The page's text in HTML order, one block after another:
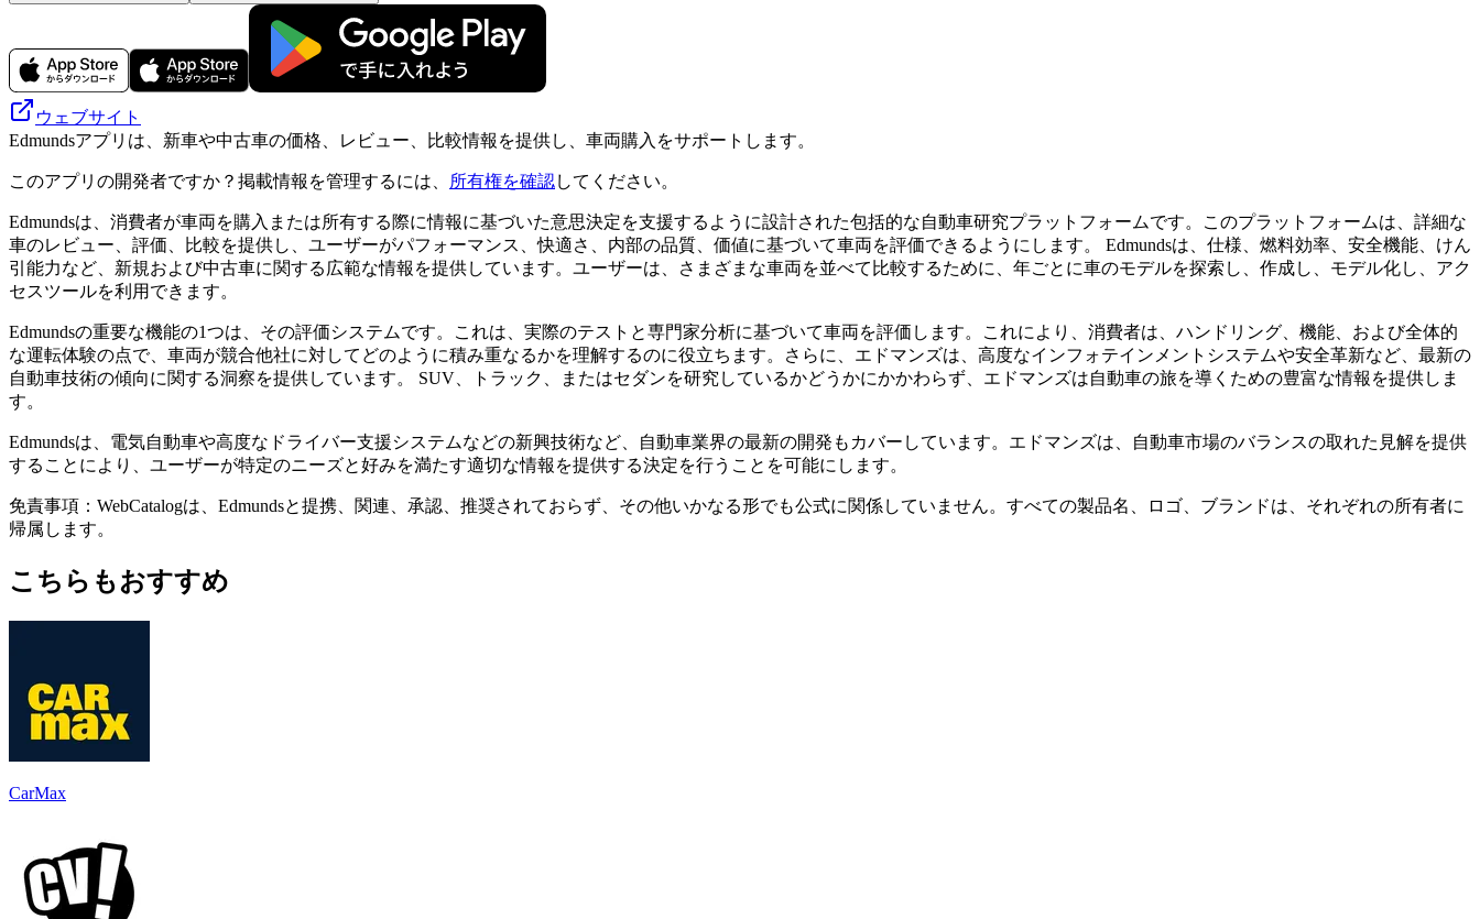
ウェブサイト
Edmundsアプリは、新車や中古車の価格、レビュー、比較情報を提供し、車両購入をサポートします。
このアプリの開発者ですか？掲載情報を管理するには、 所有権を確認してください。
Edmundsは、消費者が車両を購入または所有する際に情報に基づいた意思決定を支援するように設計された包括的な自動車研究プラットフォームです。このプラットフォームは、詳細な
車のレビュー、評価、比較を提供し、ユーザーがパフォーマンス、快適さ、内部の品質、価値に基づいて車両を評価できるようにします。 Edmundsは、仕様、燃料効率、安全機能、けん
引能力など、新規および中古車に関する広範な情報を提供しています。ユーザーは、さまざまな車両を並べて比較するために、年ごとに車のモデルを探索し、作成し、モデル化し、アク
セスツールを利用できます。
Edmundsの重要な機能の1つは、その評価システムです。これは、実際のテストと専門家分析に基づいて車両を評価します。これにより、消費者は、ハンドリング、機能、および全体的
な運転体験の点で、車両が競合他社に対してどのように積み重なるかを理解するのに役立ちます。さらに、エドマンズは、高度なインフォテインメントシステムや安全革新など、最新の
自動車技術の傾向に関する洞察を提供しています。 SUV、トラック、またはセダンを研究しているかどうかにかかわらず、エドマンズは自動車の旅を導くための豊富な情報を提供しま
す。
Edmundsは、電気自動車や高度なドライバー支援システムなどの新興技術など、自動車業界の最新の開発もカバーしています。エドマンズは、自動車市場のバランスの取れた見解を提供
することにより、ユーザーが特定のニーズと好みを満たす適切な情報を提供する決定を行うことを可能にします。
免責事項：WebCatalogは、Edmundsと提携、関連、承認、推奨されておらず、その他いかなる形でも公式に関係していません。すべての製品名、ロゴ、ブランドは、それぞれの所有者に
帰属します。
こちらもおすすめ
CarMax